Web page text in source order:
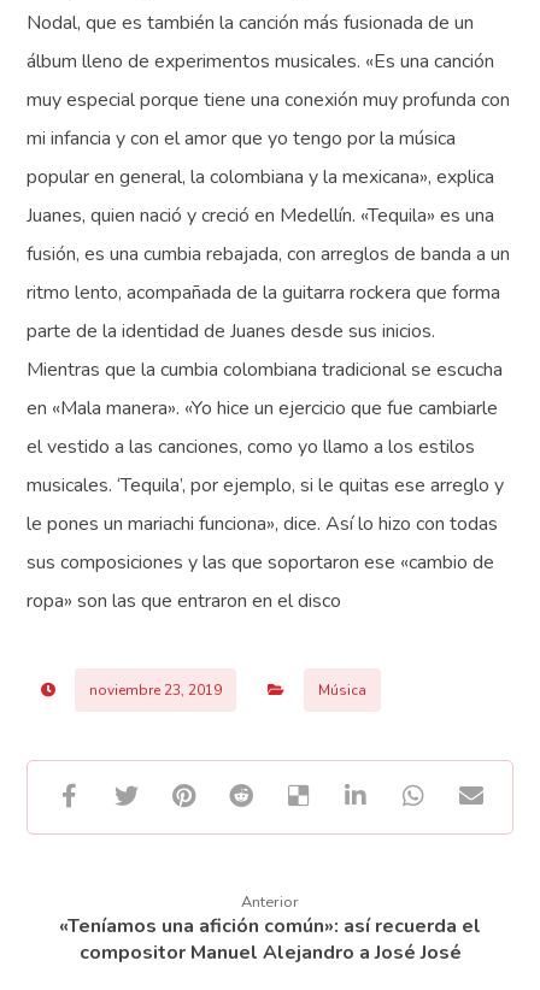
Nodal, que es también la canción más fusionada de un
álbum lleno de experimentos musicales. «Es una canción
muy especial porque tiene una conexión muy profunda con
mi infancia y con el amor que yo tengo por la música
popular en general, la colombiana y la mexicana», explica
Juanes, quien nació y creció en Medellín. «Tequila» es una
fusión, es una cumbia rebajada, con arreglos de banda a un
ritmo lento, acompañada de la guitarra rockera que forma
parte de la identidad de Juanes desde sus inicios.
Mientras que la cumbia colombiana tradicional se escucha
en «Mala manera». «Yo hice un ejercicio que fue cambiarle
el vestido a las canciones, como yo llamo a los estilos
musicales. ‘Tequila’, por ejemplo, si le quitas ese arreglo y
le pones un mariachi funciona», dice. Así lo hizo con todas
sus composiciones y las que soportaron ese «cambio de
ropa» son las que entraron en el disco
noviembre 23, 2019 Música
Anterior
«Teníamos una afición común»: así recuerda el
compositor Manuel Alejandro a José José